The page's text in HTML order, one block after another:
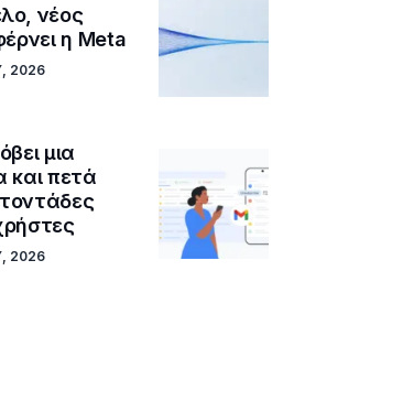
νέος
η Meta
2026
μια
και πετά
2026